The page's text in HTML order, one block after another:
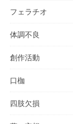
フェラチオ
体調不良
創作活動
口枷
四肢欠損